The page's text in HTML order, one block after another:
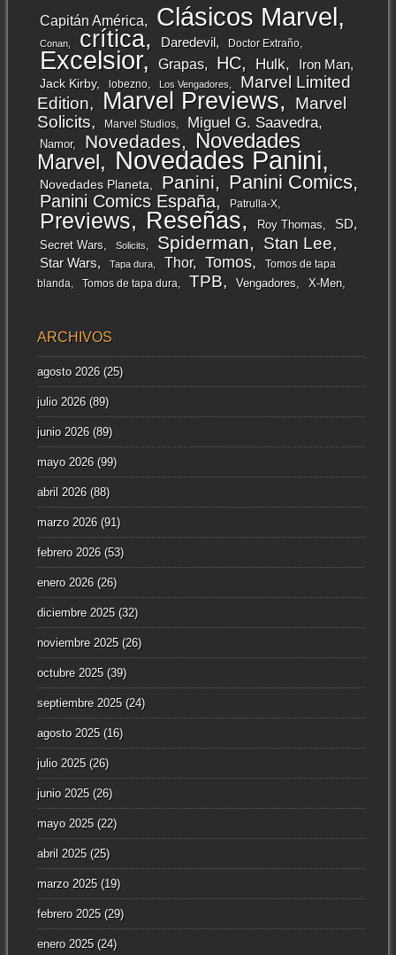
Capitán América Clásicos Marvel
Conan crítica Daredevil Doctor Extraño
Excelsior Grapas HC Hulk Iron Man
Jack Kirby lobezno Los Vengadores
Marvel Limited
Edition
Marvel Previews
Marvel
Solicits
Marvel Studios Miguel G. Saavedra
Namor Novedades
Novedades
Marvel
Novedades Panini
Novedades Planeta Panini Panini Comics
Panini Comics España Patrulla-X
Previews Reseñas Roy Thomas SD
Secret Wars Solicits Spiderman Stan Lee
Star Wars Tapa dura Thor Tomos
Tomos de tapa
blanda
Tomos de tapa dura TPB Vengadores X-Men
ARCHIVOS
agosto 2026(25)
julio 2026(89)
junio 2026(89)
mayo 2026(99)
abril 2026(88)
marzo 2026(91)
febrero 2026(53)
enero 2026(26)
diciembre 2025(32)
noviembre 2025(26)
octubre 2025(39)
septiembre 2025(24)
agosto 2025(16)
julio 2025(26)
junio 2025(26)
mayo 2025(22)
abril 2025(25)
marzo 2025(19)
febrero 2025(29)
enero 2025(24)